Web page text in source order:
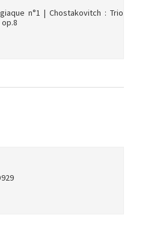
n°1 | Chostakovitch : Trio
op.8